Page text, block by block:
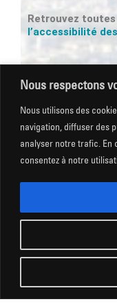
Nous respectons
Nous utilisons des
navigation, diffuser des
analyser notre trafic. En
consentez à notre
Retrouvez
l’accessibilité
Newsletter
Email *
de confidentialité|